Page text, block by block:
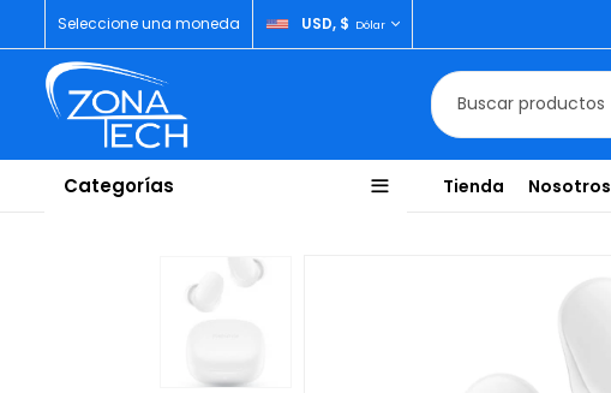
Seleccione una moneda USD, $ Dólar
Categorías Tienda Nosotros